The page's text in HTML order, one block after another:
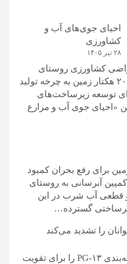
احیای جوی‌های آب و
کشاورزی
۲۸ تیر ۱۴۰۵
کشاورزی روستای
بیرمین با هدف بازگرداندن بیش از ۲۰ هکتار زمین به چرخه تولید
توسعه زیرساخت‌های
«احیای جوی آب و مزارع
برای رفع بحران کمبود
آبرسانی به روستای
قطعی آب شرب در این
گسترده…
را تشدید می‌کند
اینستاگرام قصد دارد سیستم رتبه‌بندی PG-۱۳ را برای تقویت